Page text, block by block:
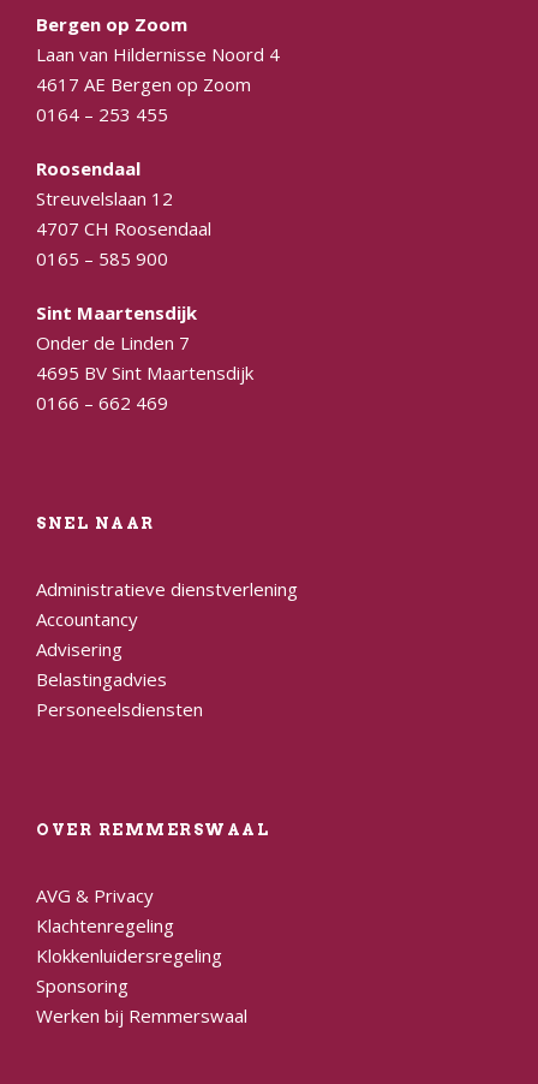
Bergen op Zoom
Laan van Hildernisse Noord 4
4617 AE Bergen op Zoom
0164 – 253 455
Roosendaal
Streuvelslaan 12
4707 CH Roosendaal
0165 – 585 900
Sint Maartensdijk
Onder de Linden 7
4695 BV Sint Maartensdijk
0166 – 662 469
SNEL NAAR
Administratieve dienstverlening
Accountancy
Advisering
Belastingadvies
Personeelsdiensten
OVER REMMERSWAAL
AVG & Privacy
Klachtenregeling
Klokkenluidersregeling
Sponsoring
Werken bij Remmerswaal